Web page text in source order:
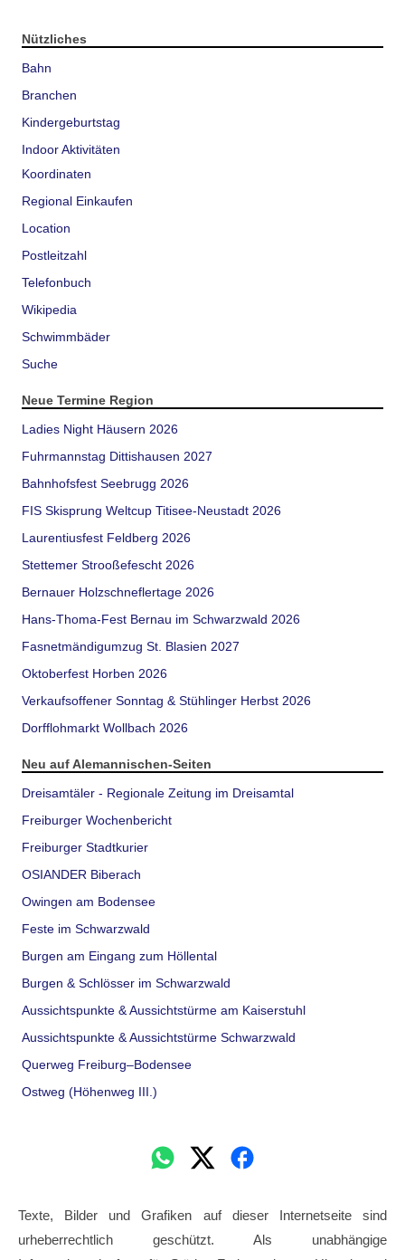
Nützliches
Bahn
Branchen
Kindergeburtstag
Indoor Aktivitäten
Koordinaten
Regional Einkaufen
Location
Postleitzahl
Telefonbuch
Wikipedia
Schwimmbäder
Suche
Neue Termine Region
Ladies Night Häusern 2026
Fuhrmannstag Dittishausen 2027
Bahnhofsfest Seebrugg 2026
FIS Skisprung Weltcup Titisee-Neustadt 2026
Laurentiusfest Feldberg 2026
Stettemer Strooßefescht 2026
Bernauer Holzschneflertage 2026
Hans-Thoma-Fest Bernau im Schwarzwald 2026
Fasnetmändigumzug St. Blasien 2027
Oktoberfest Horben 2026
Verkaufsoffener Sonntag & Stühlinger Herbst 2026
Dorfflohmarkt Wollbach 2026
Neu auf Alemannischen-Seiten
Dreisamtäler - Regionale Zeitung im Dreisamtal
Freiburger Wochenbericht
Freiburger Stadtkurier
OSIANDER Biberach
Owingen am Bodensee
Feste im Schwarzwald
Burgen am Eingang zum Höllental
Burgen & Schlösser im Schwarzwald
Aussichtspunkte & Aussichtstürme am Kaiserstuhl
Aussichtspunkte & Aussichtstürme Schwarzwald
Querweg Freiburg–Bodensee
Ostweg (Höhenweg III.)
Texte, Bilder und Grafiken auf dieser Internetseite sind
urheberrechtlich geschützt. Als unabhängige